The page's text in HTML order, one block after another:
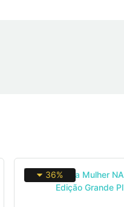
36%